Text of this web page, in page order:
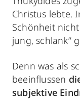
Christus lebte.
Schönheit
jung, schlank“
Denn was als
beeinflussen
subjektive